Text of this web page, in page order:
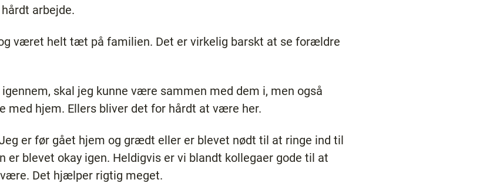
arbejde.
været helt tæt på familien. Det er virkelig barskt at se forældre
skal jeg kunne være sammen med dem i, men også
med hjem. Ellers bliver det for hårdt at være her.
er før gået hjem og grædt eller er blevet nødt til at ringe ind til
er blevet okay igen. Heldigvis er vi blandt kollegaer gode til at
Det hjælper rigtig meget.